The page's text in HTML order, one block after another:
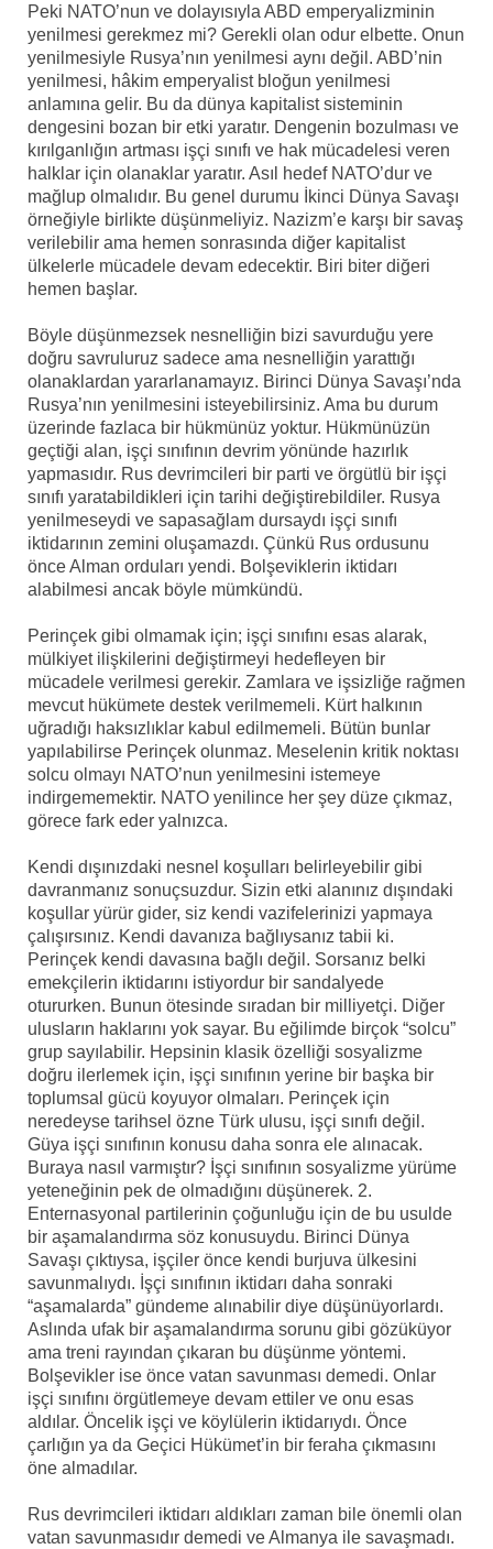
Peki NATO’nun ve dolayısıyla ABD emperyalizminin
yenilmesi gerekmez mi? Gerekli olan odur elbette. Onun
yenilmesiyle Rusya’nın yenilmesi aynı değil. ABD’nin
yenilmesi, hâkim emperyalist bloğun yenilmesi
anlamına gelir. Bu da dünya kapitalist sisteminin
dengesini bozan bir etki yaratır. Dengenin bozulması ve
kırılganlığın artması işçi sınıfı ve hak mücadelesi veren
halklar için olanaklar yaratır. Asıl hedef NATO’dur ve
mağlup olmalıdır. Bu genel durumu İkinci Dünya Savaşı
örneğiyle birlikte düşünmeliyiz. Nazizm’e karşı bir savaş
verilebilir ama hemen sonrasında diğer kapitalist
ülkelerle mücadele devam edecektir. Biri biter diğeri
hemen başlar.
Böyle düşünmezsek nesnelliğin bizi savurduğu yere
doğru savruluruz sadece ama nesnelliğin yarattığı
olanaklardan yararlanamayız. Birinci Dünya Savaşı’nda
Rusya’nın yenilmesini isteyebilirsiniz. Ama bu durum
üzerinde fazlaca bir hükmünüz yoktur. Hükmünüzün
geçtiği alan, işçi sınıfının devrim yönünde hazırlık
yapmasıdır. Rus devrimcileri bir parti ve örgütlü bir işçi
sınıfı yaratabildikleri için tarihi değiştirebildiler. Rusya
yenilmeseydi ve sapasağlam dursaydı işçi sınıfı
iktidarının zemini oluşamazdı. Çünkü Rus ordusunu
önce Alman orduları yendi. Bolşeviklerin iktidarı
alabilmesi ancak böyle mümkündü.
Perinçek gibi olmamak için; işçi sınıfını esas alarak,
mülkiyet ilişkilerini değiştirmeyi hedefleyen bir
mücadele verilmesi gerekir. Zamlara ve işsizliğe rağmen
mevcut hükümete destek verilmemeli. Kürt halkının
uğradığı haksızlıklar kabul edilmemeli. Bütün bunlar
yapılabilirse Perinçek olunmaz. Meselenin kritik noktası
solcu olmayı NATO’nun yenilmesini istemeye
indirgememektir. NATO yenilince her şey düze çıkmaz,
görece fark eder yalnızca.
Kendi dışınızdaki nesnel koşulları belirleyebilir gibi
davranmanız sonuçsuzdur. Sizin etki alanınız dışındaki
koşullar yürür gider, siz kendi vazifelerinizi yapmaya
çalışırsınız. Kendi davanıza bağlıysanız tabii ki.
Perinçek kendi davasına bağlı değil. Sorsanız belki
emekçilerin iktidarını istiyordur bir sandalyede
otururken. Bunun ötesinde sıradan bir milliyetçi. Diğer
ulusların haklarını yok sayar. Bu eğilimde birçok “solcu”
grup sayılabilir. Hepsinin klasik özelliği sosyalizme
doğru ilerlemek için, işçi sınıfının yerine bir başka bir
toplumsal gücü koyuyor olmaları. Perinçek için
neredeyse tarihsel özne Türk ulusu, işçi sınıfı değil.
Güya işçi sınıfının konusu daha sonra ele alınacak.
Buraya nasıl varmıştır? İşçi sınıfının sosyalizme yürüme
yeteneğinin pek de olmadığını düşünerek. 2.
Enternasyonal partilerinin çoğunluğu için de bu usulde
bir aşamalandırma söz konusuydu. Birinci Dünya
Savaşı çıktıysa, işçiler önce kendi burjuva ülkesini
savunmalıydı. İşçi sınıfının iktidarı daha sonraki
“aşamalarda” gündeme alınabilir diye düşünüyorlardı.
Aslında ufak bir aşamalandırma sorunu gibi gözüküyor
ama treni rayından çıkaran bu düşünme yöntemi.
Bolşevikler ise önce vatan savunması demedi. Onlar
işçi sınıfını örgütlemeye devam ettiler ve onu esas
aldılar. Öncelik işçi ve köylülerin iktidarıydı. Önce
çarlığın ya da Geçici Hükümet’in bir feraha çıkmasını
öne almadılar.
Rus devrimcileri iktidarı aldıkları zaman bile önemli olan
vatan savunmasıdır demedi ve Almanya ile savaşmadı.